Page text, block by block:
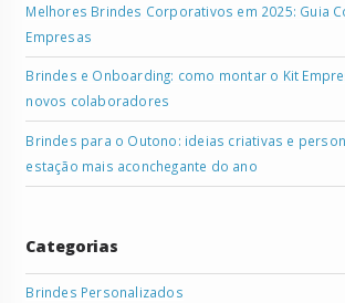
Melhores Brindes Corporativos em 2025: Guia
Empresas
Brindes e Onboarding: como montar o Kit
novos colaboradores
Brindes para o Outono: ideias criativas e
estação mais aconchegante do ano
Categorias
Brindes Personalizados